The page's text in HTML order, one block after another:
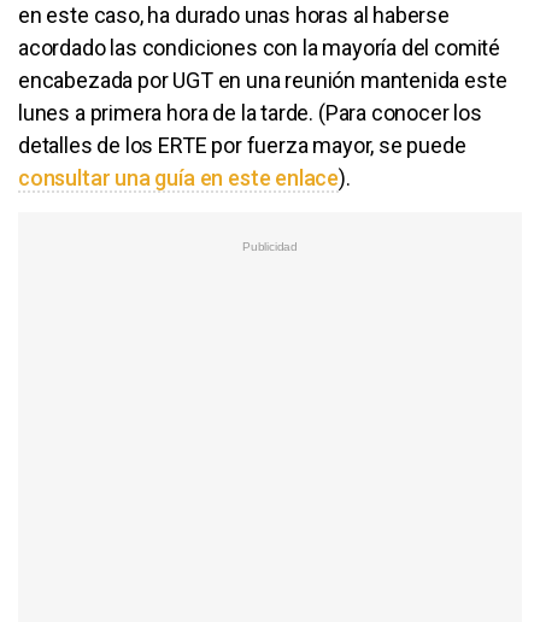
en este caso, ha durado unas horas al haberse
acordado las condiciones con la mayoría del comité
encabezada por UGT en una reunión mantenida este
lunes a primera hora de la tarde. (Para conocer los
detalles de los ERTE por fuerza mayor, se puede
consultar una guía en este enlace).